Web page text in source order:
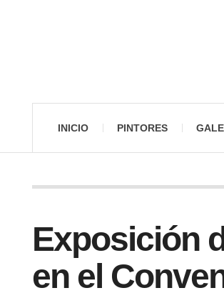
INICIO PINTORES
Exposición
en el